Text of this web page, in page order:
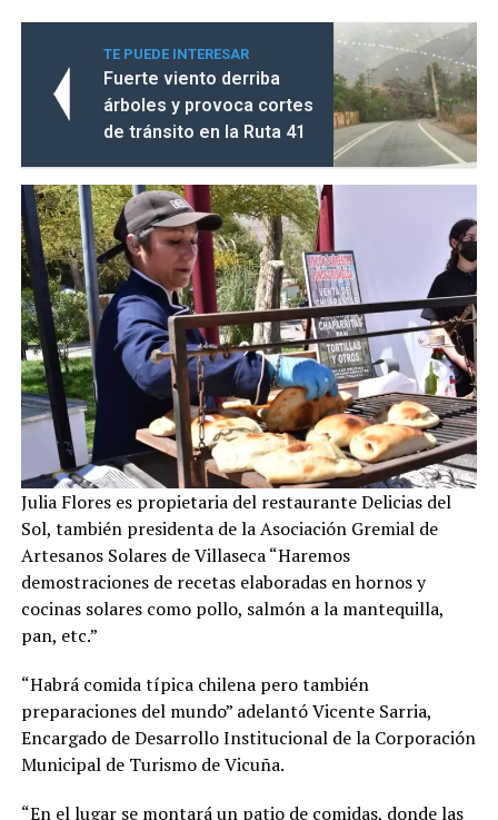
TE PUEDE INTERESAR
Fuerte viento derriba
árboles y provoca cortes
de tránsito en la Ruta 41
Julia Flores es propietaria del restaurante Delicias del
Sol, también presidenta de la Asociación Gremial de
Artesanos Solares de Villaseca “Haremos
demostraciones de recetas elaboradas en hornos y
cocinas solares como pollo, salmón a la mantequilla,
pan, etc.”
“Habrá comida típica chilena pero también
preparaciones del mundo” adelantó Vicente Sarria,
Encargado de Desarrollo Institucional de la Corporación
Municipal de Turismo de Vicuña.
“En el lugar se montará un patio de comidas, donde las